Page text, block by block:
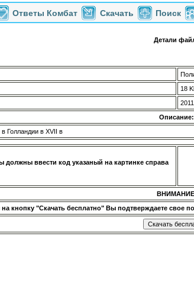
Ответы Комбат Скачать Поиск
Детали
18
Описание:
Голландии в XVII в
должны ввести код указаный на картинке справа
кнопку "Скачать бесплатно" Вы подтверждаете свое